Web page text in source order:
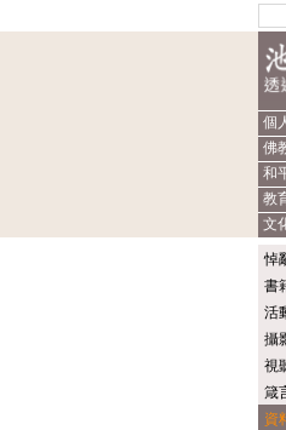
個
佛
和
教
文
悼
書
活
攝
視
箴
資